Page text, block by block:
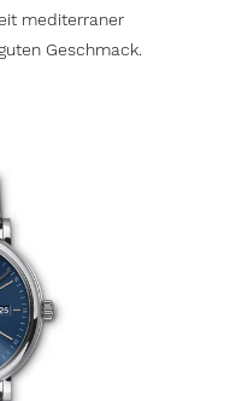
mediterraner
Geschmack.